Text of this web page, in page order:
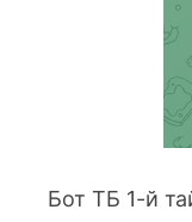
Бот ТБ 1-й